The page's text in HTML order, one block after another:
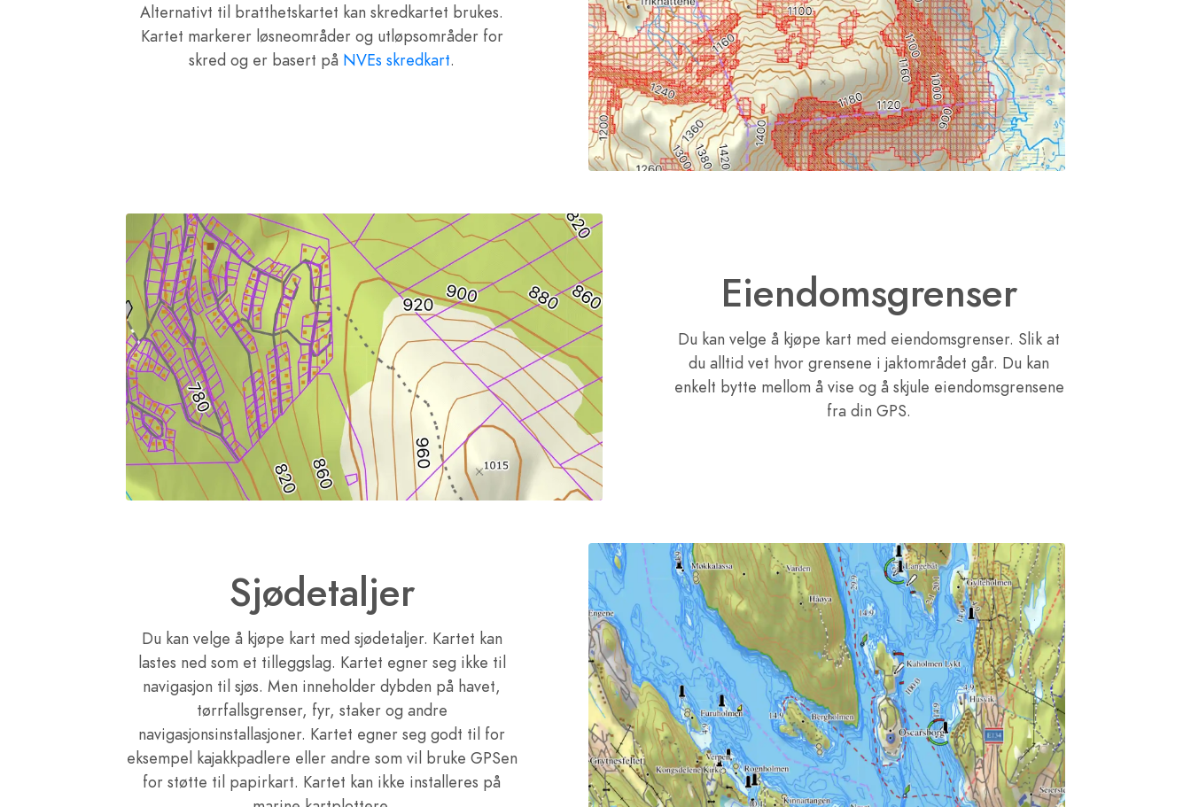
Alternativt til bratthetskartet kan skredkartet brukes.
Kartet markerer løsneområder og utløpsområder for
skred og er basert på NVEs skredkart.
Eiendomsgrenser
Du kan velge å kjøpe kart med eiendomsgrenser. Slik at
du alltid vet hvor grensene i jaktområdet går. Du kan
enkelt bytte mellom å vise og å skjule eiendomsgrensene
fra din GPS.
Sjødetaljer
Du kan velge å kjøpe kart med sjødetaljer. Kartet kan
lastes ned som et tilleggslag. Kartet egner seg ikke til
navigasjon til sjøs. Men inneholder dybden på havet,
tørrfallsgrenser, fyr, staker og andre
navigasjonsinstallasjoner. Kartet egner seg godt til for
eksempel kajakkpadlere eller andre som vil bruke GPSen
for støtte til papirkart. Kartet kan ikke installeres på